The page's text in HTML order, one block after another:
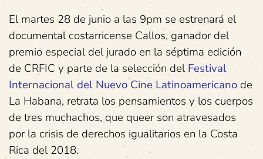
El martes 28 de junio a las 9pm se estrenará el
documental costarricense Callos, ganador del
premio especial del jurado en la séptima edición
de CRFIC y parte de la selección delFestival
Internacional del Nuevo Cine Latinoamericano de
La Habana, retrata los pensamientos y los cuerpos
de tres muchachos, que queer son atravesados
por la crisis de derechos igualitarios en la Costa
Rica del 2018.